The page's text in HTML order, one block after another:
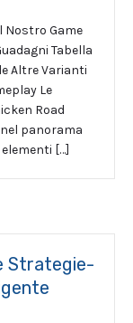
Nostro Game
Tabella
Altre Varianti
Le
Road
panorama
[…]
Strategie-